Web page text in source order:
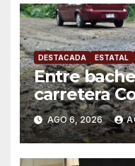
DESTACADA ESTATAL
Entre
carretera
convierte
AGO 6, 2026